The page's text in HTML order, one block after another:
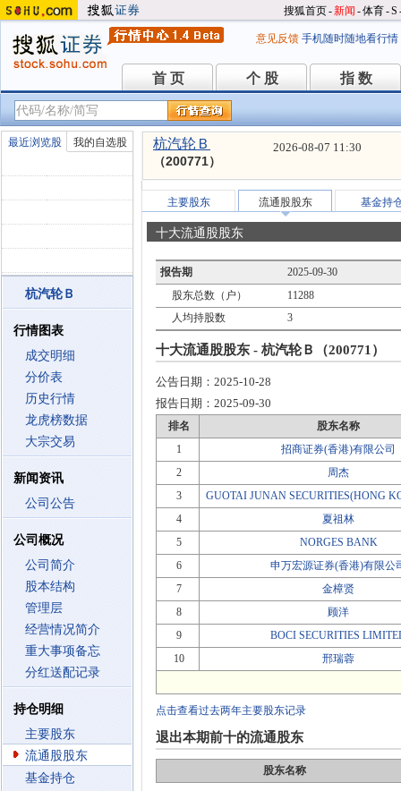
搜狐首页-新闻 -体育-S
意见反馈 手机随时随地看行情
首 页
首 页 个 股
个 股 指 数
指 数
最近浏览股 我的自选股
杭汽轮Ｂ
行情图表
成交明细
分价表
历史行情
龙虎榜数据
大宗交易
新闻资讯
公司公告
公司概况
公司简介
股本结构
管理层
经营情况简介
重大事项备忘
分红送配记录
持仓明细
主要股东
流通股股东
基金持仓
杭汽轮Ｂ
（200771）
2026-08-07 11:30
主要股东 流通股股东 基金持
十大流通股股东
报告期
2025-09-30
股东总数（户）
11288
人均持股数
3
十大流通股股东 - 杭汽轮Ｂ（200771）
公告日期： 2025-10-28
报告日期： 2025-09-30
排名
股东名称
1
招商证券(香港)有限公司
2
周杰
3
GUOTAI JUNAN SECURITIES(HONG
4
夏祖林
5
NORGES BANK
6
申万宏源证券(香港)有限公
7
金樟贤
8
顾洋
9
BOCI SECURITIES
10
邢瑞蓉
点击查看过去两年主要股东记录
退出本期前十的流通股东
股东名称